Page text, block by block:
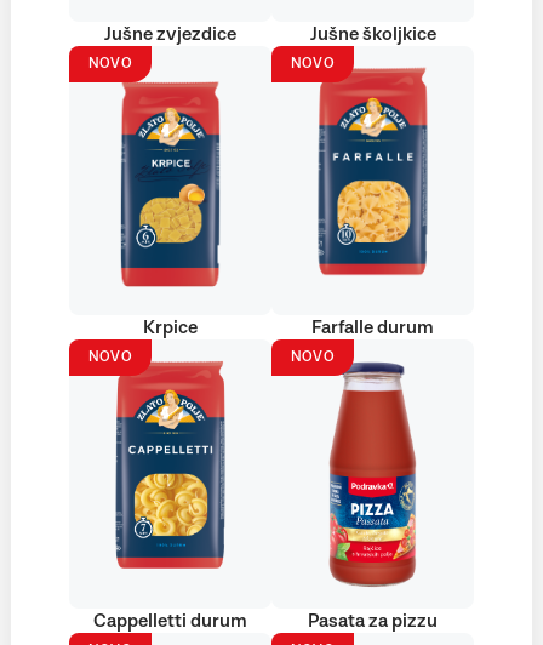
Jušne zvjezdice Jušne školjkice
NOVO
Krpice
NOVO
Farfalle durum
NOVO
Cappelletti durum
NOVO
Pasata za pizzu